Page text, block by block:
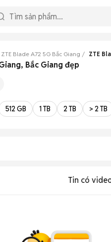
ZTE Blade A72 5G Bắc Giang ZTE
Bắc Giang đẹp
512 GB 1 TB 2 TB > 2 TB
Tin có